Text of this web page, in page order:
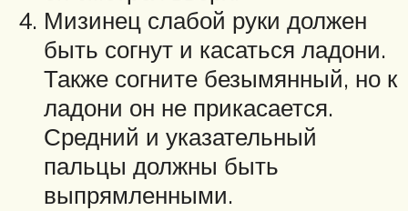
Мизинец слабой руки должен
быть согнут и касаться ладони.
Также согните безымянный, но к
ладони он не прикасается.
Средний и указательный
пальцы должны быть
выпрямленными.